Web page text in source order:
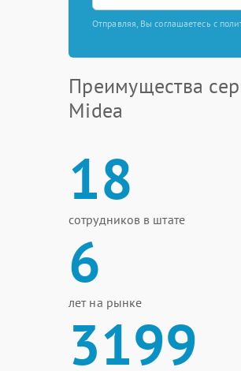
Отправляя, Вы соглашаетесь с
Преимущества
Midea
18
сотрудников в штате
6
лет на рынке
3199